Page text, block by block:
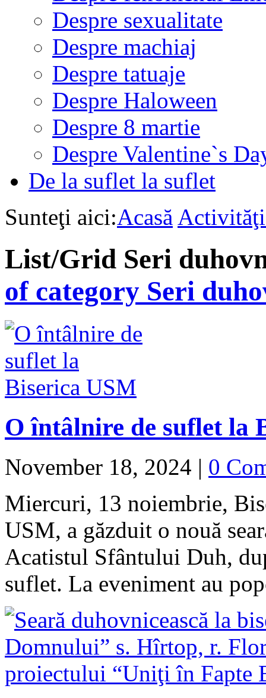
Despre sexualitate
Despre machiaj
Despre tatuaje
Despre Haloween
Despre 8 martie
Despre Valentine`s
De la suflet la suflet
Sunteţi aici:Acasă
List/Grid Seri
of category Seri
O întâlnire de suflet la
November 18, 2024 | 0
Miercuri, 13 noiembrie,
USM, a găzduit o nouă
Acatistul Sfântului Duh,
suflet. La eveniment au